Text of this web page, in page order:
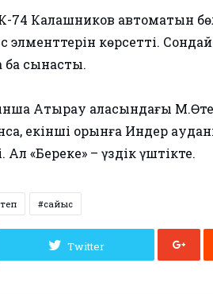
Калашников автоматын
элменттерін көрсетті.
бақ сынасты.
Атырау қаласындағы
екінші орынға Индер
Ал «Береке» – үздік үштікте.
сайыс
Twitter